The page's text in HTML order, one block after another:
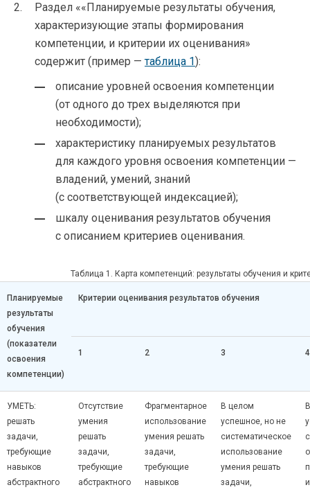
Раздел ««Планируемые результаты обучения,
характеризующие этапы формирования
компетенции, и критерии их оценивания»
содержит (пример —таблица 1):
описание уровней освоения компетенции
(от одного до трех выделяются при
необходимости);
характеристику планируемых результатов
для каждого уровня освоения компетенции —
владений, умений, знаний
(с соответствующей индексацией);
шкалу оценивания результатов обучения
с описанием критериев оценивания.
Таблица 1. Карта компетенций: результаты обучения и
Планируемые
результаты
обучения
(показатели
освоения
компетенции)
Критерии оценивания результатов обучения
1 2 3 4
УМЕТЬ:
решать
задачи,
требующие
навыков
абстрактного
Отсутствие
умения
решать
задачи,
требующие
абстрактного
Фрагментарное
использование
умения решать
задачи,
требующие
навыков
В целом
успешное, но не
систематическое
использование
умения решать
задачи,